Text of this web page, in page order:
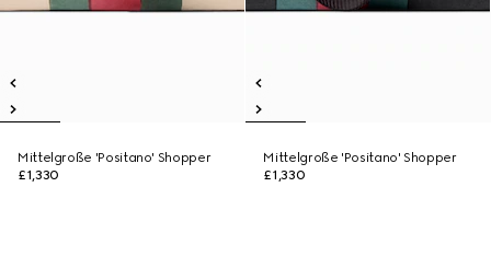
Mittelgroße 'Positano' Shopper
£1,330
Mittelgroße 'Positano' Shopper
£1,330